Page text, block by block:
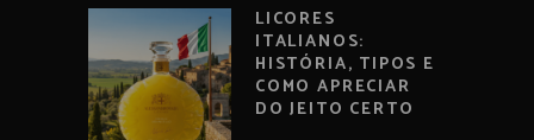
LICORES
ITALIANOS:
HISTÓRIA, TIPOS E
COMO APRECIAR
DO JEITO CERTO